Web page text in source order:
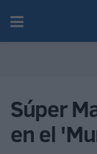
Súper
en el